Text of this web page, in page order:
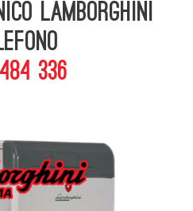
Lamborghini
336